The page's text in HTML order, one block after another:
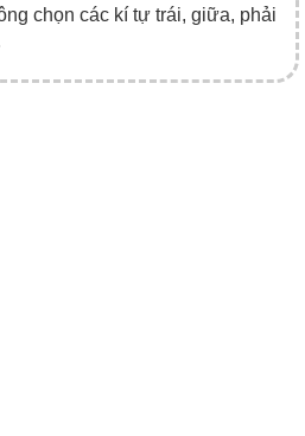
chọn các kí tự trái, giữa, phải